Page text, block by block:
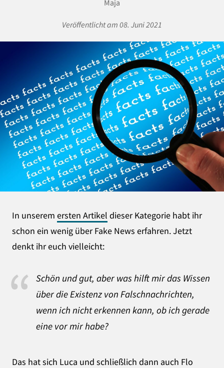
Maja
Veröffentlicht am 08. Juni 2021
In unserem ersten Artikel dieser Kategorie habt ihr
schon ein wenig über Fake News erfahren. Jetzt
denkt ihr euch vielleicht:
Schön und gut, aber was hilft mir das Wissen
über die Existenz von Falschnachrichten,
wenn ich nicht erkennen kann, ob ich gerade
eine vor mir habe?
Das hat sich Luca und schließlich dann auch Flo